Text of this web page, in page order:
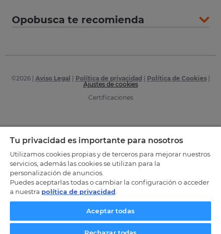
Opobusca te recomienda
©2026| Aviso Legal Política de privacidad Política de Cookies|
Ajustes de cookies
Certificaciones
Tu privacidad es importante para nosotros
Utilizamos cookies propias y de terceros para mejorar nuestros
servicios, además las cookies se utilizan para la
personalización de anuncios.
Puedes aceptarlas todas o cambiar la configuración o acceder
a nuestra política de privacidad
Aceptar todas